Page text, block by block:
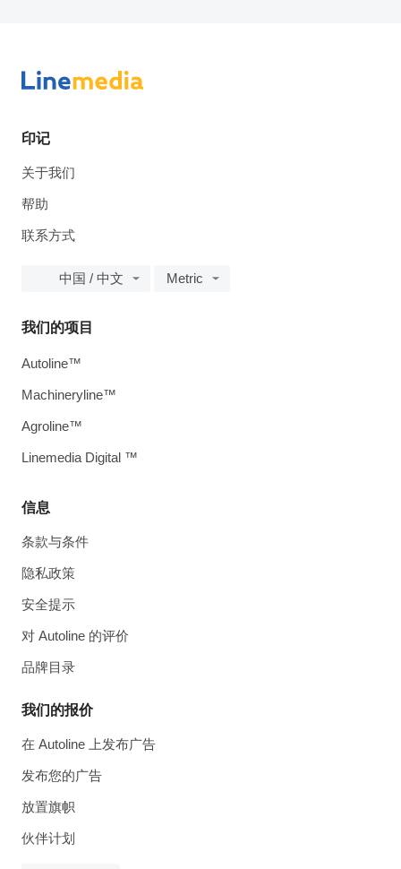
印记
关于我们
帮助
联系方式
中国 / 中文 Metric
信息
条款与条件
隐私政策
安全提示
对 Autoline 的评价
品牌目录
我们的报价
在 Autoline 上发布广告
发布您的广告
放置旗帜
伙伴计划
我们的项目
Autoline™
Machineryline™
Agroline™
Linemedia Digital ™